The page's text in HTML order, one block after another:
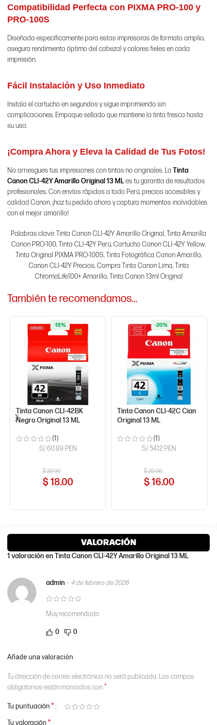
Compatibilidad Perfecta con PIXMA PRO-100 y
PRO-100S
Diseñada específicamente para estas impresoras de formato amplio,
asegura rendimiento óptimo del cabezal y colores fieles en cada
impresión.
Fácil Instalación y Uso Inmediato
Instala el cartucho en segundos y sigue imprimiendo sin
complicaciones. Empaque sellado que mantiene la tinta fresca hasta
su uso.
¡Compra Ahora y Eleva la Calidad de Tus Fotos!
No arriesgues tus impresiones con tintas no originales. La Tinta
Canon CLI-42Y Amarillo Original 13 MLes tu garantía de resultados
profesionales. Con envíos rápidos a todo Perú, precios accesibles y
calidad Canon, ¡haz tu pedido ahora y captura momentos inolvidables
con el mejor amarillo!
Palabras clave: Tinta Canon CLI-42Y Amarillo Original, Tinta Amarilla
Canon PRO-100, Tinta CLI-42Y Perú, Cartucho Canon CLI-42Y Yellow,
Tinta Original PIXMA PRO-100S, Tinta Fotográfica Canon Amarillo,
Canon CLI-42Y Precios, Compra Tinta Canon Lima, Tinta
ChromaLife100+ Amarillo, Tinta Canon 13ml Original
También te recomendamos…
Tinta Canon CLI-42BK
Negro Original 13 ML
(1)
$22.00
$18.00
-18%
S/ 60.89 PEN
Tinta Canon CLI-42C Cian
Original 13 ML
(1)
$20.00
$16.00
-20%
S/ 54.12 PEN
VALORACIÓN
1 valoración enTinta Canon CLI-42Y Amarillo Original 13 ML
admin– 4 de febrero de 2026
Muy recomendado
0 0
Añade una valoración
Tu dirección de correo electrónico no será publicada. Los campos
obligatorios están marcados con*
Tu puntuación *
Tu valoración *